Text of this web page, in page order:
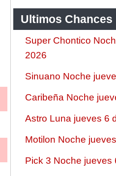
Ultimos Chances
Super Chontico
2026
Sinuano Noche
Caribeña Noche
Astro Luna jueves 6
Motilon Noche
Pick 3 Noche jueves